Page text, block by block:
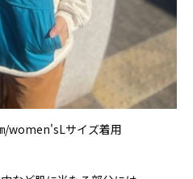
/women'sLサイズ着用